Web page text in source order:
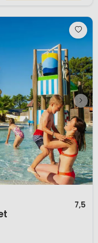
7,5